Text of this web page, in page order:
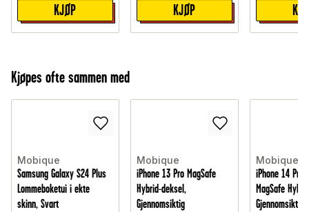
KJØP KJØP
Kjøpes ofte sammen med
Mobique
Samsung Galaxy S24 Plus
Lommeboketui i ekte
skinn, Svart
Mobique
iPhone 13 Pro MagSafe
Hybrid-deksel,
Gjennomsiktig
Mobique
iPhone 14 Pro
MagSafe
Gjennomsiktig